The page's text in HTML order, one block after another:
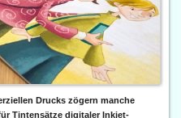
Drucks zögern manche
Tintensätze digitaler Inkjet-